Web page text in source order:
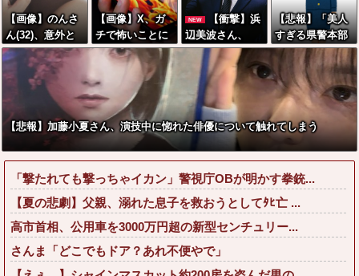
どっちが悪いの
か？大論争が巻
き起こってしま
う…
w w w
【画像】のんさ
ん(32)、意外と
豊満な●●●●ww
wwwww
【画像】X、ガ
チで怖いことに
なる
NEW
【衝撃】浜
辺美波さん、
『コレ』が苦手
なタイプだっ
た！？←お世話
してあげたい弱
男が大量沸きし
てしまうw w w
w w w w w w
【悲報】「美人
すぎる県警本部
長」失職ｗｗｗ
ｗｗｗｗｗｗ
【悲報】加藤小夏さん、演技中に惚れた俳優について触れてしまう
「撃たれても撃っちゃイカン」警視庁OBが明かす拳銃...
【夏の悲劇】父親、溺れた息子を救おうとしてﾀﾋ亡 ...
高市首相、公用車を3000万円超の新型センチュリー...
さんま「どこでもドア？あれ不便やで」